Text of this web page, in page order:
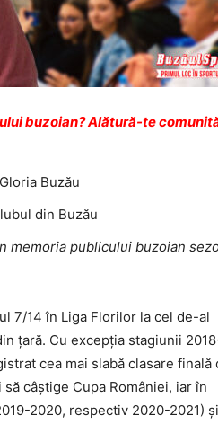
buzoian? Alătură-te
Buzău
din Buzău
memoria publicului buzoian
7/14 în Liga Florilor la cel de-al
țară. Cu excepția stagiunii
cea mai slabă clasare finală
câștige Cupa României, iar în
2020, respectiv 2020-2021)